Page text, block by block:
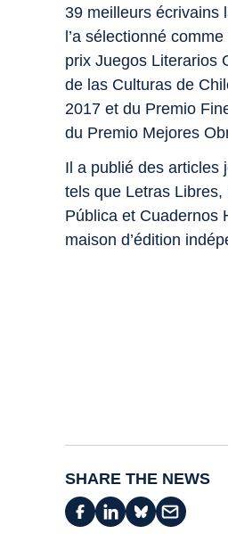
39 meilleurs écrivains
l’a sélectionné
prix Juegos Literarios
de las Culturas de
2017 et du Premio
du Premio Mejores
Il a publié des articles
tels que Letras
Pública et Cuadernos
maison d’édition
SHARE THE NEWS